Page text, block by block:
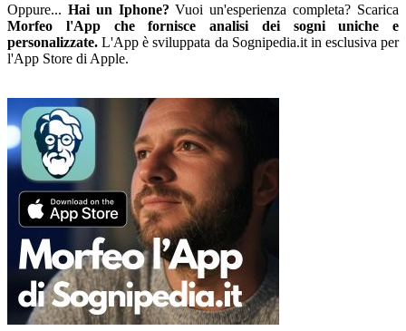
Oppure... Hai un Iphone? Vuoi un'esperienza completa? Scarica
Morfeo l'App che fornisce analisi dei sogni uniche e
personalizzate. L'App è sviluppata da Sognipedia.it in esclusiva per
l'App Store di Apple.